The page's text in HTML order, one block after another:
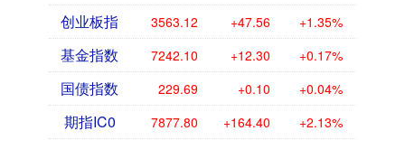
创业板指 3563.12 +47.56 +1.35%
基金指数 7242.10 +12.30 +0.17%
国债指数 229.69 +0.10 +0.04%
期指IC0 7877.80 +164.40 +2.13%